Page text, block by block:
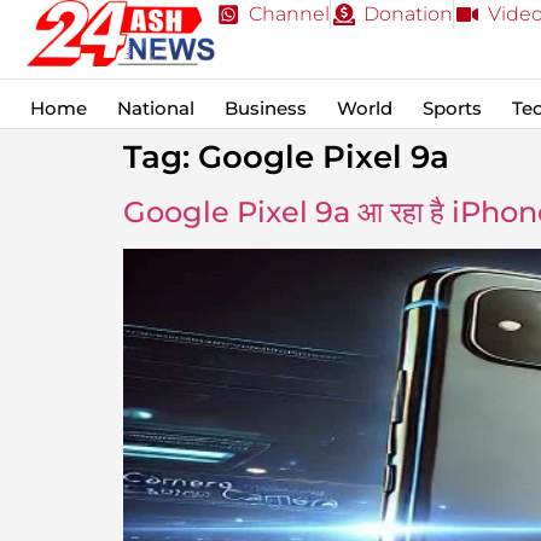
Channel Donation
Home National Business World Sports
Tag: Google Pixel 9a
Google Pixel 9a आ रहा है iPhone